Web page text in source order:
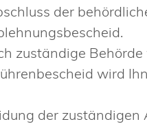
der
zuständige
wird
der